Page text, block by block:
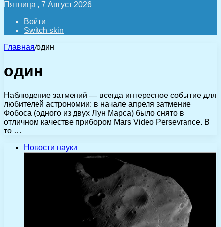
Пятница , 7 Август 2026
Войти
Switch skin
Главная/один
один
Наблюдение затмений — всегда интересное событие для
любителей астрономии: в начале апреля затмение
Фобоса (одного из двух Лун Марса) было снято в
отличном качестве прибором Mars Video Persevrance. В
то …
Новости науки